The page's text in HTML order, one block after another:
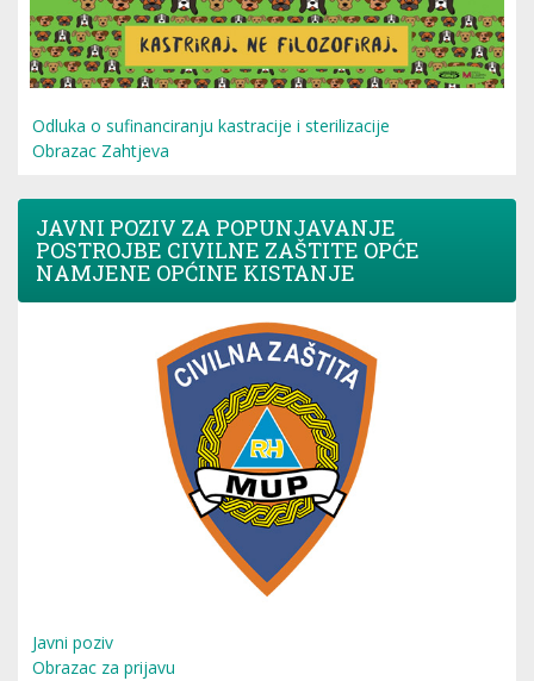
Odluka o sufinanciranju kastracije i sterilizacije
Obrazac Zahtjeva
JAVNI POZIV ZA POPUNJAVANJE
POSTROJBE CIVILNE ZAŠTITE OPĆE
NAMJENE OPĆINE KISTANJE
Javni poziv
Obrazac za prijavu